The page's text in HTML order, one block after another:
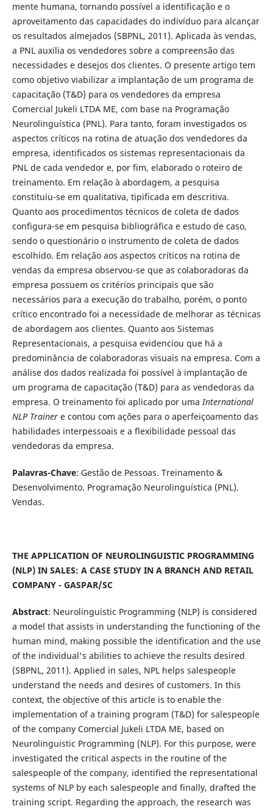
mente humana, tornando possível a identificação e o
aproveitamento das capacidades do indivíduo para alcançar
os resultados almejados (SBPNL, 2011). Aplicada às vendas,
a PNL auxilia os vendedores sobre a compreensão das
necessidades e desejos dos clientes. O presente artigo tem
como objetivo viabilizar a implantação de um programa de
capacitação (T&D) para os vendedores da empresa
Comercial Jukeli LTDA ME, com base na Programação
Neurolinguística (PNL). Para tanto, foram investigados os
aspectos críticos na rotina de atuação dos vendedores da
empresa, identificados os sistemas representacionais da
PNL de cada vendedor e, por fim, elaborado o roteiro de
treinamento. Em relação à abordagem, a pesquisa
constituiu-se em qualitativa, tipificada em descritiva.
Quanto aos procedimentos técnicos de coleta de dados
configura-se em pesquisa bibliográfica e estudo de caso,
sendo o questionário o instrumento de coleta de dados
escolhido. Em relação aos aspectos críticos na rotina de
vendas da empresa observou-se que as colaboradoras da
empresa possuem os critérios principais que são
necessários para a execução do trabalho, porém, o ponto
crítico encontrado foi a necessidade de melhorar as técnicas
de abordagem aos clientes. Quanto aos Sistemas
Representacionais, a pesquisa evidenciou que há a
predominância de colaboradoras visuais na empresa. Com a
análise dos dados realizada foi possível à implantação de
um programa de capacitação (T&D) para as vendedoras da
empresa. O treinamento foi aplicado por umaInternational
NLP Trainere contou com ações para o aperfeiçoamento das
habilidades interpessoais e a flexibilidade pessoal das
vendedoras da empresa.
Palavras-Chave: Gestão de Pessoas. Treinamento &
Desenvolvimento. Programação Neurolinguística (PNL).
Vendas.
THE APPLICATION OF NEUROLINGUISTIC PROGRAMMING
(NLP) IN SALES: A CASE STUDY IN A BRANCH AND RETAIL
COMPANY - GASPAR/SC
Abstract: Neurolinguistic Programming (NLP) is considered
a model that assists in understanding the functioning of the
human mind, making possible the identification and the use
of the individual's abilities to achieve the results desired
(SBPNL, 2011). Applied in sales, NPL helps salespeople
understand the needs and desires of customers. In this
context, the objective of this article is to enable the
implementation of a training program (T&D) for salespeople
of the company Comercial Jukeli LTDA ME, based on
Neurolinguistic Programming (NLP). For this purpose, were
investigated the critical aspects in the routine of the
salespeople of the company, identified the representational
systems of NLP by each salespeople and finally, drafted the
training script. Regarding the approach, the research was